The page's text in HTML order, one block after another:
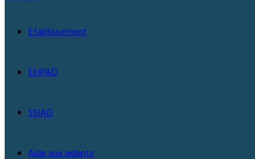
Etablissement
EHPAD
SSIAD
Aide aux aidants